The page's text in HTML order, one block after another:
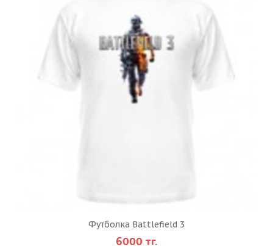
Футболка Battlefield 3
6000 тг.